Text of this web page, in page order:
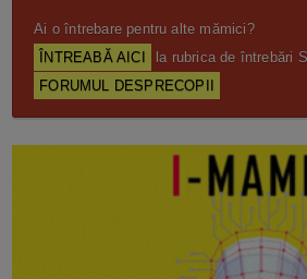
Ai o întrebare pentru alte mămici?
ÎNTREABĂ AICI
la rubrica de întrebări
FORUMUL DESPRECOPII